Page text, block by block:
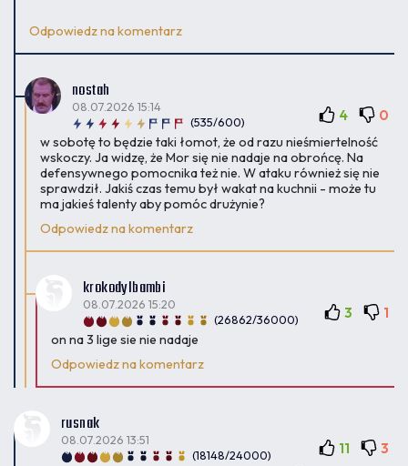
Odpowiedz na komentarz
nostah
(535/600)
08.07.2026 15:14 4 0
w sobotę to będzie taki łomot, że od razu nieśmiertelność
wskoczy. Ja widzę, że Mor się nie nadaje na obrońcę. Na
defensywnego pomocnika też nie. W ataku również się nie
sprawdził. Jakiś czas temu był wakat na kuchnii - może tu
ma jakieś talenty aby pomóc drużynie?
Odpowiedz na komentarz
krokodylbambi
(26862/36000)
08.07.2026 15:20 3 1
on na 3 lige sie nie nadaje
Odpowiedz na komentarz
rusnak
(18148/24000)
08.07.2026 13:51 11 3